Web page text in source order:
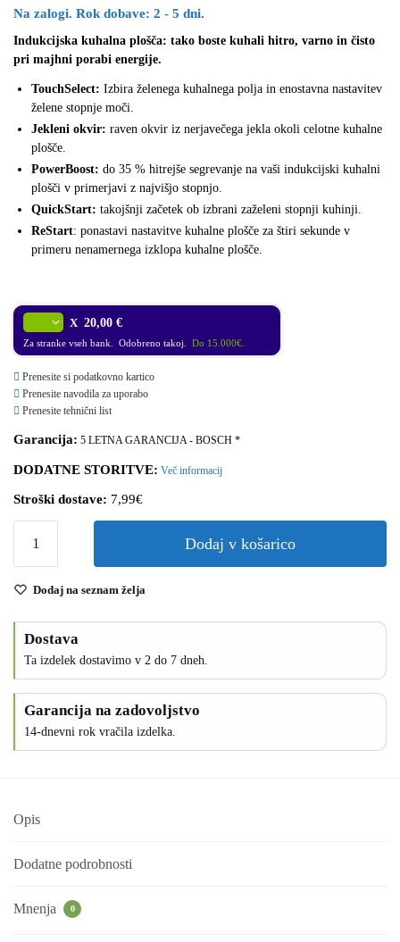
Na zalogi. Rok dobave: 2 - 5 dni.
Indukcijska kuhalna plošča: tako boste kuhali hitro, varno in čisto
pri majhni porabi energije.
TouchSelect: Izbira želenega kuhalnega polja in enostavna nastavitev
želene stopnje moči.
Jekleni okvir: raven okvir iz nerjavečega jekla okoli celotne kuhalne
plošče.
PowerBoost: do 35 % hitrejše segrevanje na vaši indukcijski kuhalni
plošči v primerjavi z najvišjo stopnjo.
QuickStart: takojšnji začetek ob izbrani zaželeni stopnji kuhinji.
ReStart: ponastavi nastavitve kuhalne plošče za štiri sekunde v
primeru nenamernega izklopa kuhalne plošče.
X 20,00 €
Za stranke vseh bank. Odobreno takoj. Do 15.000€.
Prenesite si podatkovno kartico
Prenesite navodila za uporabo
Prenesite tehnični list
Garancija: 5 LETNA GARANCIJA - BOSCH *
DODATNE STORITVE: Več informacij
Stroški dostave: 7,99€
Dodaj v košarico
Dodaj na seznam želja
Dostava
Ta izdelek dostavimo v 2 do 7 dneh.
Garancija na zadovoljstvo
14-dnevni rok vračila izdelka.
Opis
Dodatne podrobnosti
Mnenja 0